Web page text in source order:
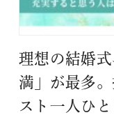
理想の結婚
満」が最多
スト一人ひ